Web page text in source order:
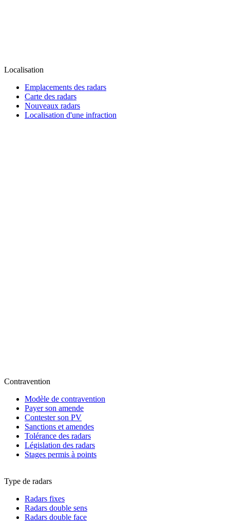
Localisation
Emplacements des radars
Carte des radars
Nouveaux radars
Localisation d'une infraction
Contravention
Modèle de contravention
Payer son amende
Contester son PV
Sanctions et amendes
Tolérance des radars
Législation des radars
Stages permis à points
Type de radars
Radars fixes
Radars double sens
Radars double face